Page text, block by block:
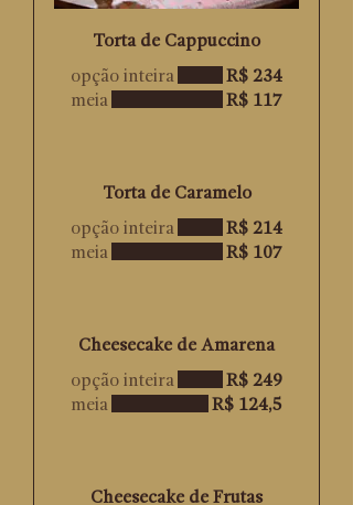
Torta de Cappuccino
opção inteira
R$ 234
meia
R$ 117
Torta de Caramelo
opção inteira
R$ 214
meia
R$ 107
Cheesecake de Amarena
opção inteira
R$ 249
meia
R$ 124,5
Cheesecake de Frutas